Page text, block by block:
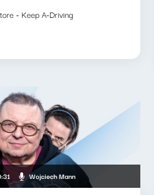
- Keep A-Driving
Wojciech Mann